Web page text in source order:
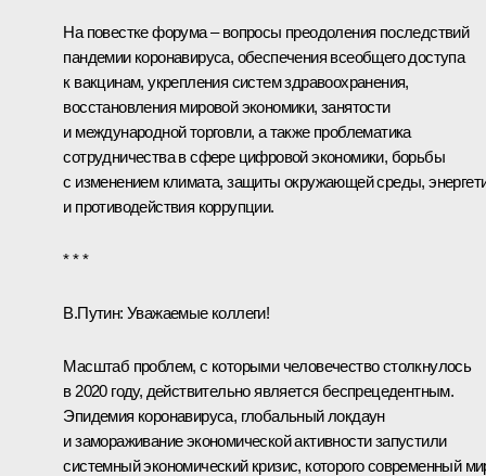
На повестке форума – вопросы преодоления последствий
пандемии коронавируса, обеспечения всеобщего доступа
к вакцинам, укрепления систем здравоохранения,
восстановления мировой экономики, занятости
и международной торговли, а также проблематика
сотрудничества в сфере цифровой экономики, борьбы
с изменением климата, защиты окружающей среды,
и противодействия коррупции.
* * *
В.Путин: Уважаемые коллеги!
Масштаб проблем, с которыми человечество столкнулось
в 2020 году, действительно является беспрецедентным.
Эпидемия коронавируса, глобальный локдаун
и замораживание экономической активности запустили
системный экономический кризис, которого современный